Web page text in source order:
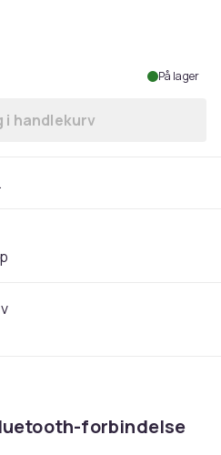
På lager
Legg Bluetooth-adapter til
i handlekurv
forbindelse